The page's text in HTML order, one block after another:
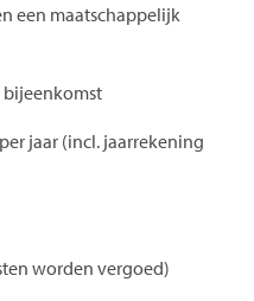
een maatschappelijk
bijeenkomst
jaar (incl. jaarrekening
worden vergoed)